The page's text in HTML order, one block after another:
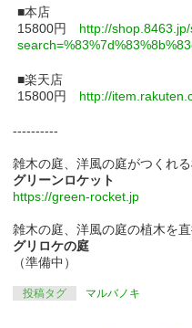
■本店
15800円 http://
■楽天店
15800円 http://
----------
雑木の庭、洋風の庭がつくれ
グリーンロケット
https://green-rocket.jp
雑木の庭、洋風の庭の植木を
グリロケの庭
（準備中）
投稿タグ マルバノキ